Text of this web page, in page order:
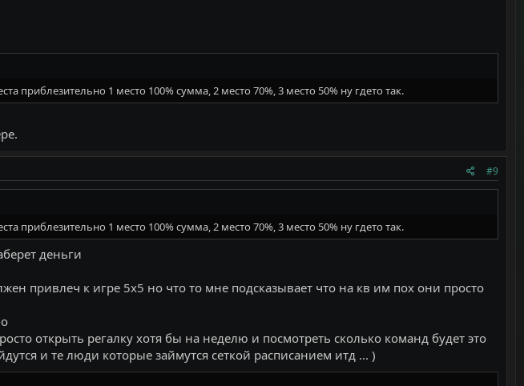
приблезительно 1 место 100% сумма, 2 место 70%, 3 место 50% ну гдето так.
#9
приблезительно 1 место 100% сумма, 2 место 70%, 3 место 50% ну гдето так.
деньги
привлеч к игре 5х5 но что то мне подсказывает что на кв им пох они просто
открыть регалку хотя бы на неделю и посмотреть сколько команд будет это
и те люди которые займутся сеткой расписанием итд ... )